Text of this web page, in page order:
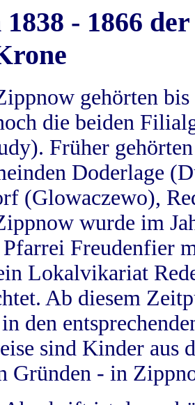
1838 - 1866
gehörten
die beiden
Früher
Doderlage
(Glowaczewo),
wurde im
Pfarrei Freudenfier
Lokalvikariat
Ab diesem
den
sind Kinder aus
Gründen - in